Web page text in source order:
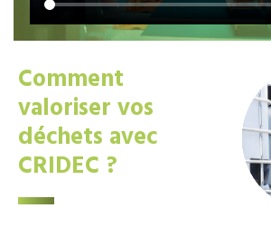
Comment
valoriser vos
déchets avec
CRIDEC ?